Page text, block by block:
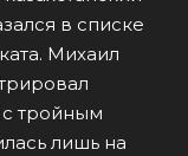
в списке
Михаил
с тройным
лишь на